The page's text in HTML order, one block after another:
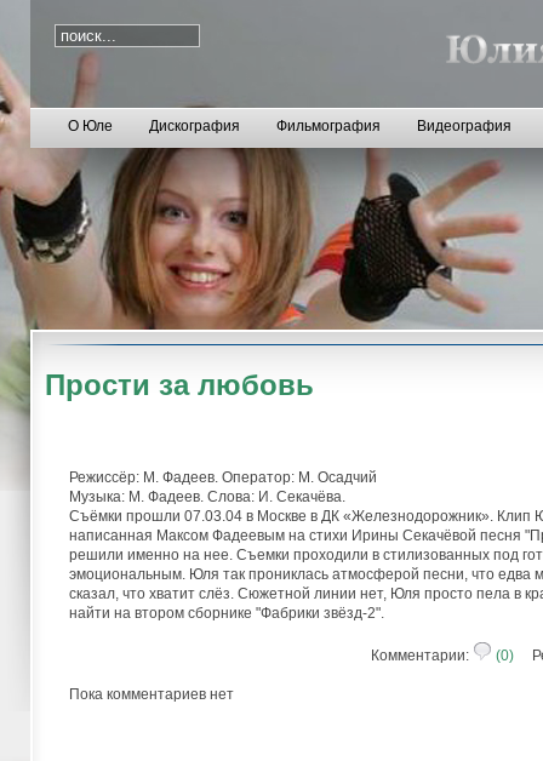
О Юле Дискография Фильмография Видеография
Прости за любовь
Режиссёр: М. Фадеев. Оператор: М. Осадчий
Музыка: М. Фадеев. Слова: И. Секачёва.
Съёмки прошли 07.03.04 в Москве в ДК «Железнодорожник». Клип
написанная Максом Фадеевым на стихи Ирины Секачёвой песня
решили именно на нее. Съемки проходили в стилизованных под
эмоциональным. Юля так прониклась атмосферой песни, что едва
сказал, что хватит слёз. Сюжетной линии нет, Юля просто пела в
найти на втором сборнике "Фабрики звёзд-2".
Комментарии: (0)
Пока комментариев нет